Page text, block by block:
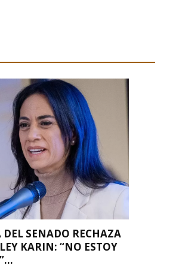
DEL SENADO RECHAZA
KARIN: “NO ESTOY